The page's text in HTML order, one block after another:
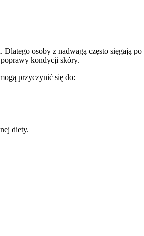
osoby z nadwagą często sięgają
kondycji skóry.
przyczynić się do:
diety.